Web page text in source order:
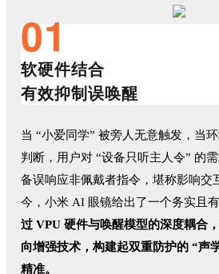
01
软硬件结合
有效抑制误唤醒
当 “小爱同学” 被旁人无意触发，当
判断，用户对 “设备只听主人令” 的
备误响应非佩戴者指令，堪称影响交
今，小米 AI 眼镜给出了一个务实且
过 VPU 硬件与唤醒模型的深度耦合
向增强技术，构建起双重防护的 “声
精准。